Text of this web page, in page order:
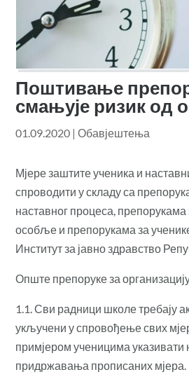
Поштивање
смањује ризик од
01.09.2020 |Обавјештења
Мјере заштите ученика и
спроводити у складу са
наставног процеса, препорукама
особље и препорукама за
Институт за јавно здравство
Опште препоруке за
1.1. Сви радници школе требају
укључени у спровођење свих
примјером ученицима указивати
придржавања прописаних мјера.